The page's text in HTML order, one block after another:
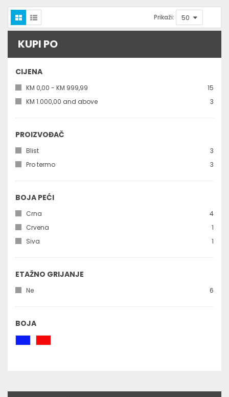
Prikaži:
KUPI PO
CIJENA
KM 0,00 - KM 999,99 15
KM 1.000,00 and above 3
PROIZVOĐAČ
Blist 3
Pro termo
3
BOJA PEĆI
Crna 4
Crvena
1
Siva
1
ETAŽNO GRIJANJE
Ne 6
BOJA